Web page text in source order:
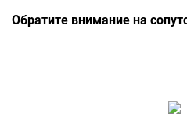
Обратите внимание на